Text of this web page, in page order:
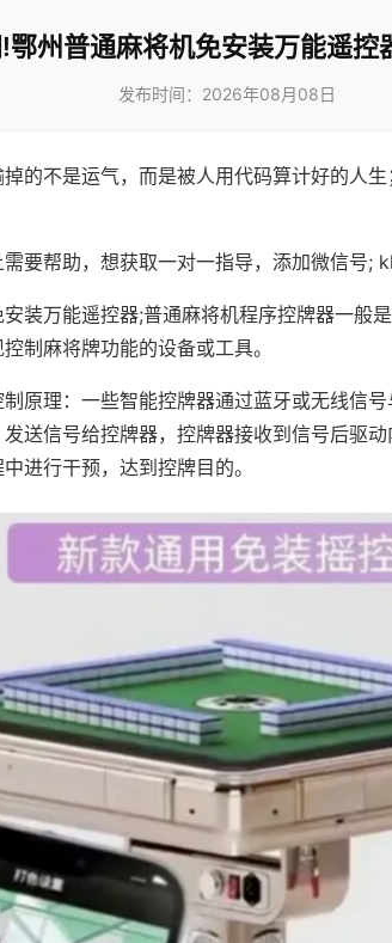
鄂州普通麻将机免安装万能遥控
发布时间：2026年08月08日
的不是运气，而是被人用代码算计好的人
要帮助，想获取一对一指导，添加微信号;
装万能遥控器;普通麻将机程序控牌器一般
制麻将牌功能的设备或工具。
原理：一些智能控牌器通过蓝牙或无线信
送信号给控牌器，控牌器接收到信号后驱
进行干预，达到控牌目的。